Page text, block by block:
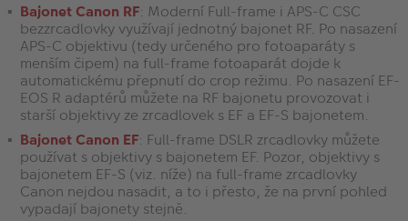
Bajonet Canon RF: Moderní Full-frame i APS-C CSC
bezzrcadlovky využívají jednotný bajonet RF. Po nasazení
APS-C objektivu (tedy určeného pro fotoaparáty s
menším čipem) na full-frame fotoaparát dojde k
automatickému přepnutí do crop režimu. Po nasazení EF-
EOS R adaptérů můžete na RF bajonetu provozovat i
starší objektivy ze zrcadlovek s EF a EF-S bajonetem.
Bajonet Canon EF: Full-frame DSLR zrcadlovky můžete
používat s objektivy s bajonetem EF. Pozor, objektivy s
bajonetem EF-S (viz. níže) na full-frame zrcadlovky
Canon nejdou nasadit, a to i přesto, že na první pohled
vypadají bajonety stejně.